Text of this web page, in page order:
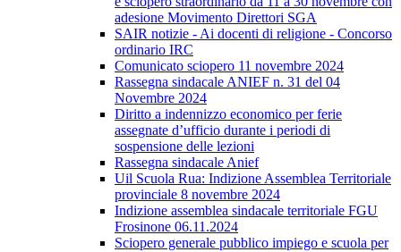
adesione Movimento Direttori SGA
SAIR notizie - Ai docenti di religione - Concorso
ordinario IRC
Comunicato sciopero 11 novembre 2024
Rassegna sindacale ANIEF n. 31 del 04
Novembre 2024
Diritto a indennizzo economico per ferie
assegnate d’ufficio durante i periodi di
sospensione delle lezioni
Rassegna sindacale Anief
Uil Scuola Rua: Indizione Assemblea Territoriale
provinciale 8 novembre 2024
Indizione assemblea sindacale territoriale FGU
Frosinone 06.11.2024
Sciopero generale pubblico impiego e scuola per